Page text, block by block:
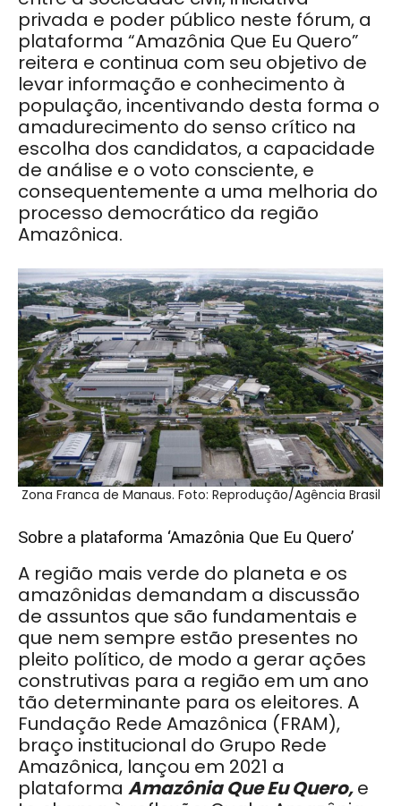
privada e poder público neste fórum, a
plataforma “Amazônia Que Eu Quero”
reitera e continua com seu objetivo de
levar informação e conhecimento à
população, incentivando desta forma o
amadurecimento do senso crítico na
escolha dos candidatos, a capacidade
de análise e o voto consciente, e
consequentemente a uma melhoria do
processo democrático da região
Amazônica.
Zona Franca de Manaus. Foto: Reprodução/Agência Brasil
Sobre a plataforma ‘Amazônia Que Eu Quero’
A região mais verde do planeta e os
amazônidas demandam a discussão
de assuntos que são fundamentais e
que nem sempre estão presentes no
pleito político, de modo a gerar ações
construtivas para a região em um ano
tão determinante para os eleitores. A
Fundação Rede Amazônica (FRAM),
braço institucional do Grupo Rede
Amazônica, lançou em 2021 a
plataforma Amazônia Que Eu Quero,e